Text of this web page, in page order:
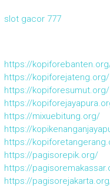
slot gacor 777
https://
https://kopiforejateng.org/
https://kopiforesumut.org/
https://
https://mixuebitung.org/
https://
https://
https://pagisorepik.org/
https://
https://